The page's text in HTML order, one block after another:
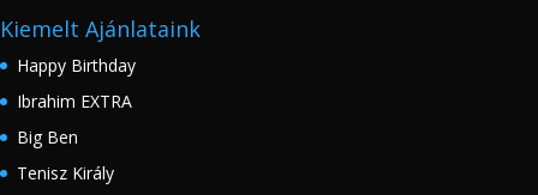
Kiemelt Ajánlataink
Happy Birthday
Ibrahim EXTRA
Big Ben
Tenisz Király